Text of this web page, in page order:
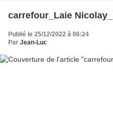
carrefour_Laie
Publié le 25/12/2022 à 06:24
Par Jean-Luc